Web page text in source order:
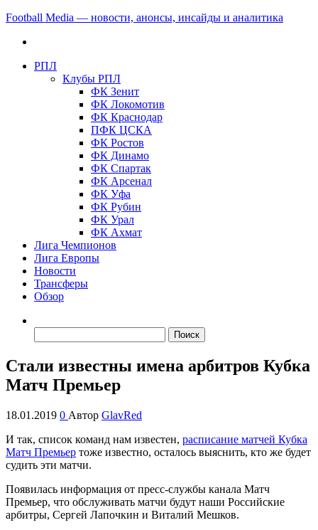
Football Media — новости, анонсы, инсайды и аналитика
РПЛ
Клубы РПЛ
ФК Зенит
ФК Локомотив
ФК Краснодар
ПФК ЦСКА
ФК Ростов
ФК Динамо
ФК Спартак
ФК Арсенал
ФК Уфа
ФК Рубин
ФК Урал
ФК Ахмат
Лига Чемпионов
Лига Европы
Новости
Трансферы
Обзор
Стали известны имена арбитров Кубка
Матч Премьер
18.01.2019 0 Автор GlavRed
И так, список команд нам известен, расписание матчей Кубка
Матч Премьер тоже известно, осталось выяснить, кто же будет
судить эти матчи.
Появилась информация от пресс-службы канала Матч
Премьер, что обслуживать матчи будут наши Российские
арбитры, Сергей Лапочкин и Виталий Мешков.